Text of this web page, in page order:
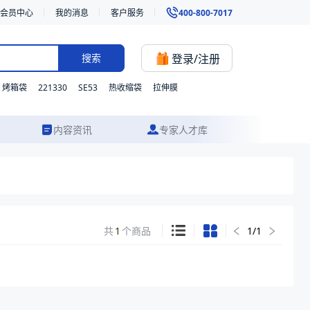
会员中心 我的消息 客户服务 400-800-7017
搜索 登录/注册
烤箱袋 221330 SE53 热收缩袋 拉伸膜
内容资讯 专家人才库
共1 个商品 1/1